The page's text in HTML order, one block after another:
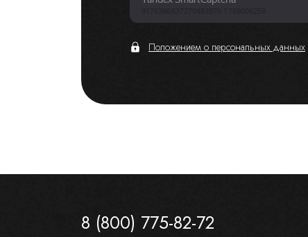
Положением о персональных данных
8 (800) 775-82-72